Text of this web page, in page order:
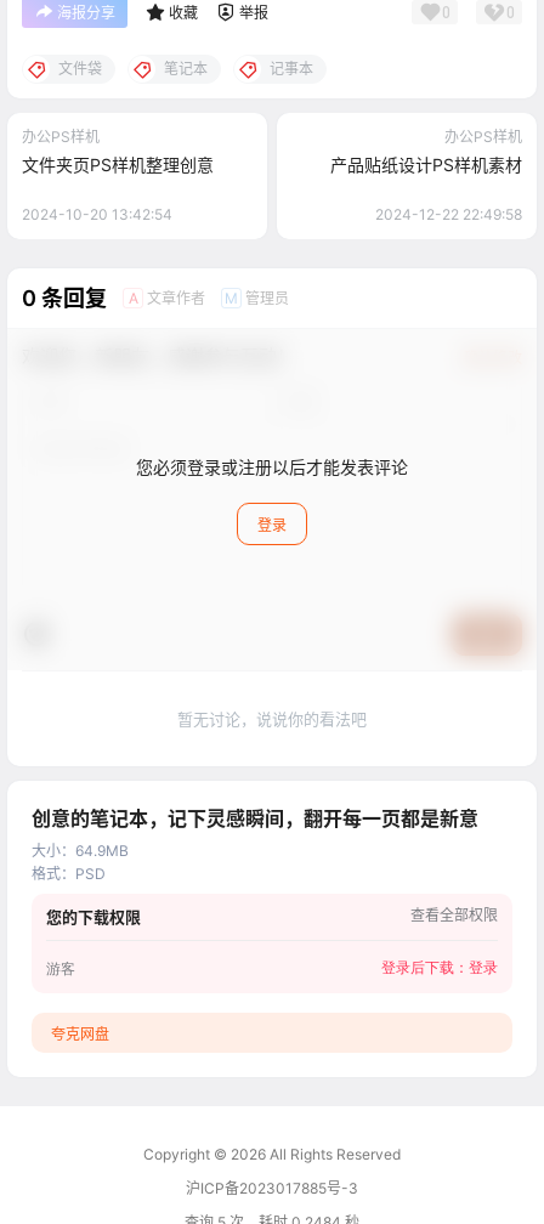
海报分享 收藏 举报 0 0
文件袋 笔记本 记事本
办公PS样机
文件夹页PS样机整理创意
2024-10-20 13:42:54
办公PS样机
产品贴纸设计PS样机素材
2024-12-22 22:49:58
0 条回复 A 文章作者 M 管理员
您必须登录或注册以后才能发表评论
登录
暂无讨论，说说你的看法吧
创意的笔记本，记下灵感瞬间，翻开每一页都是新意
大小： 64.9MB
格式： PSD
您的下载权限 查看全部权限
游客 登录后下载： 登录
夸克网盘
Copyright © 2026 All Rights Reserved
沪ICP备2023017885号-3